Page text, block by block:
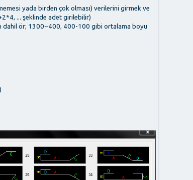
yada birden çok olması) verilerini girmek ve
... şeklinde adet girilebilir)
dahil ör; 1300~400, 400-100 gibi ortalama boyu